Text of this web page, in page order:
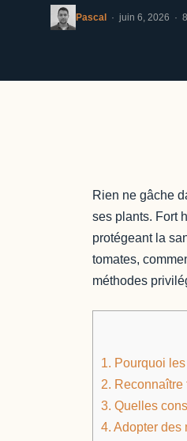
Pascal · juin 6, 2026 ·
Rien ne gâche
ses plants. Fort
protégeant la
tomates,
méthodes
1. Pourquoi
2. Reconnaître
3. Quelles
4. Adopter des